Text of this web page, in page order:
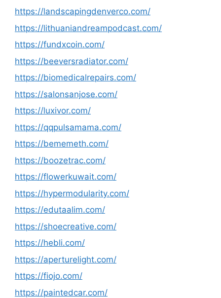
https://landscapingdenverco.com/
https://lithuaniandreampodcast.com/
https://fundxcoin.com/
https://beeversradiator.com/
https://biomedicalrepairs.com/
https://salonsanjose.com/
https://luxivor.com/
https://qqpulsamama.com/
https://bememeth.com/
https://boozetrac.com/
https://flowerkuwait.com/
https://hypermodularity.com/
https://edutaalim.com/
https://shoecreative.com/
https://hebli.com/
https://aperturelight.com/
https://fiojo.com/
https://paintedcar.com/